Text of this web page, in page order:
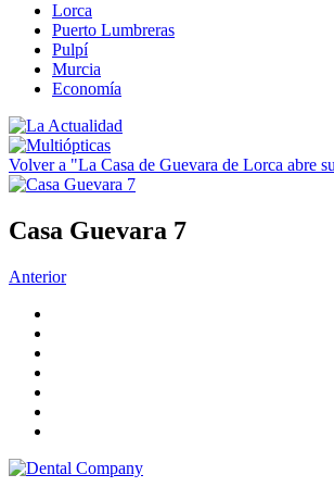
Lorca
Puerto Lumbreras
Pulpí
Murcia
Economía
Volver a "La Casa de Guevara de Lorca abre
Casa Guevara 7
Anterior